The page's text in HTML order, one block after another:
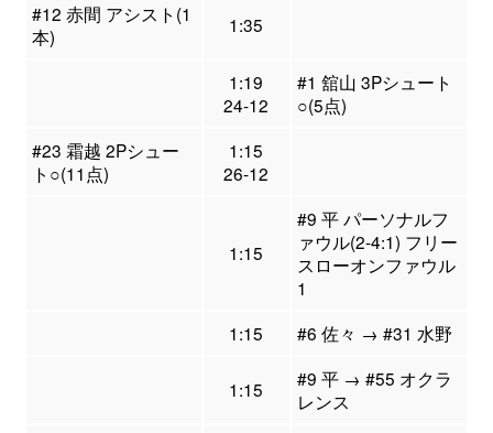
#12 赤間 アシスト(1
本)
1:35
1:19
24-12
#1 舘山 3Pシュート
○(5点)
#23 霜越 2Pシュー
ト○(11点)
1:15
26-12
1:15
#9 平 パーソナルフ
ァウル(2-4:1) フリー
スローオンファウル
1
1:15
#6 佐々 → #31 水野
1:15
#9 平 → #55 オクラ
レンス